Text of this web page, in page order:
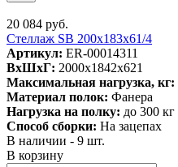
20 084 руб.
Стеллаж SB 200x183x61/4
Артикул: ER-00014311
ВxШxГ: 2000x1842x621
Максимальная нагрузка, кг:
Материал полок: Фанера
Нагрузка на полку: до 300 кг
Способ сборки: На зацепах
В наличии - 9 шт.
В корзину